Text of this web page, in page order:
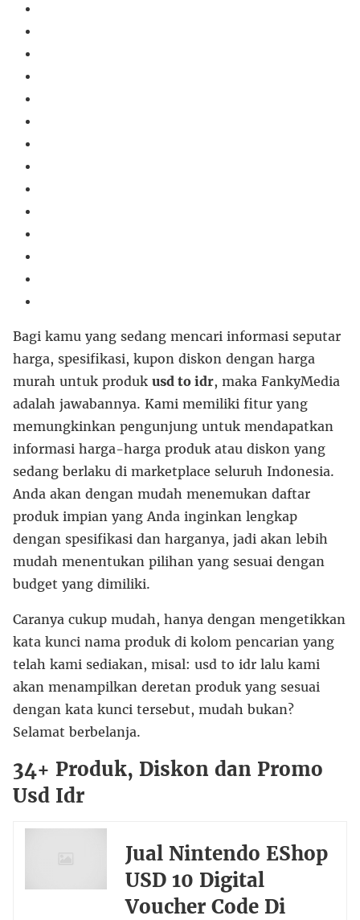
Bagi kamu yang sedang mencari informasi seputar
harga, spesifikasi, kupon diskon dengan harga
murah untuk produk usd to idr, maka FankyMedia
adalah jawabannya. Kami memiliki fitur yang
memungkinkan pengunjung untuk mendapatkan
informasi harga-harga produk atau diskon yang
sedang berlaku di marketplace seluruh Indonesia.
Anda akan dengan mudah menemukan daftar
produk impian yang Anda inginkan lengkap
dengan spesifikasi dan harganya, jadi akan lebih
mudah menentukan pilihan yang sesuai dengan
budget yang dimiliki.
Caranya cukup mudah, hanya dengan mengetikkan
kata kunci nama produk di kolom pencarian yang
telah kami sediakan, misal: usd to idr lalu kami
akan menampilkan deretan produk yang sesuai
dengan kata kunci tersebut, mudah bukan?
Selamat berbelanja.
34+ Produk, Diskon dan Promo
Usd Idr
Jual Nintendo EShop
USD 10 Digital
Voucher Code Di